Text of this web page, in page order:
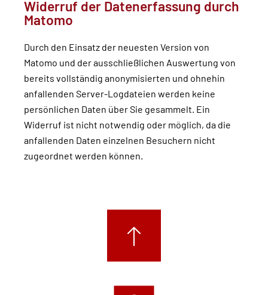
Widerruf der Datenerfassung durch
Matomo
Durch den Einsatz der neuesten Version von
Matomo und der ausschließlichen Auswertung von
bereits vollständig anonymisierten und ohnehin
anfallenden Server-Logdateien werden keine
persönlichen Daten über Sie gesammelt. Ein
Widerruf ist nicht notwendig oder möglich, da die
anfallenden Daten einzelnen Besuchern nicht
zugeordnet werden können.